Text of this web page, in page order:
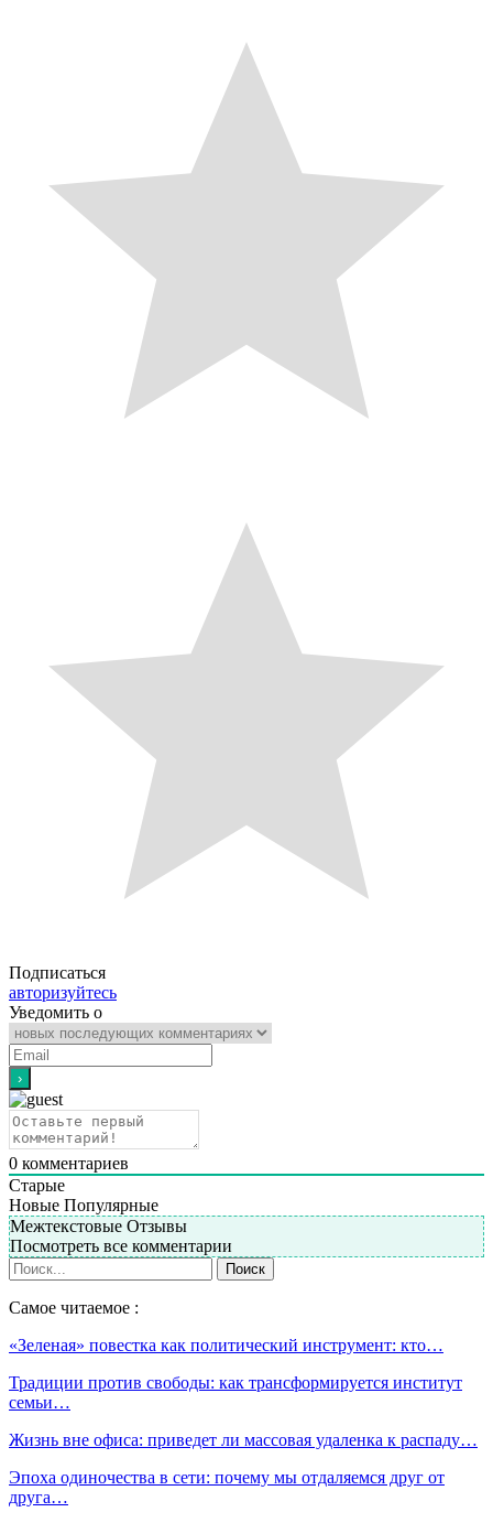
Подписаться
авторизуйтесь
Уведомить о
0 комментариев
Старые
Новые Популярные
Межтекстовые Отзывы
Посмотреть все комментарии
Самое читаемое :
«Зеленая» повестка как политический инструмент: кто…
Традиции против свободы: как трансформируется институт
семьи…
Жизнь вне офиса: приведет ли массовая удаленка к распаду…
Эпоха одиночества в сети: почему мы отдаляемся друг от
друга…